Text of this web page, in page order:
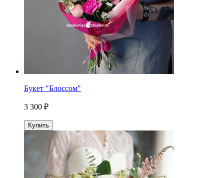
Букет "Блоссом"
3 300 ₽
Купить